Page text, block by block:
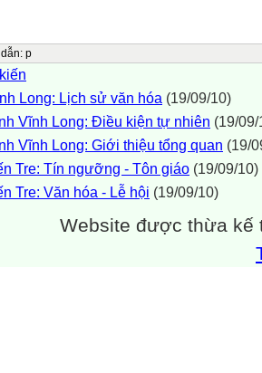
: p
Long: Lịch sử văn hóa (19/09/10)
Vĩnh Long: Điều kiện tự nhiên (19/09/
Vĩnh Long: Giới thiệu tổng quan (19/
Tre: Tín ngưỡng - Tôn giáo (19/09/10)
Tre: Văn hóa - Lễ hội (19/09/10)
Website được thừa